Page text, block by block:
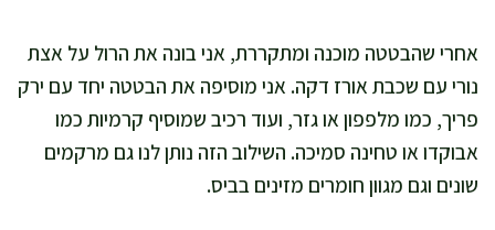
אחרי שהבטטה מוכנה ומתקררת, אני בונה את הרול על אצת
נורי עם שכבת אורז דקה. אני מוסיפה את הבטטה יחד עם ירק
פריך, כמו מלפפון או גזר, ועוד רכיב שמוסיף קרמיות כמו
אבוקדו או טחינה סמיכה. השילוב הזה נותן לנו גם מרקמים
שונים וגם מגוון חומרים מזינים בביס.